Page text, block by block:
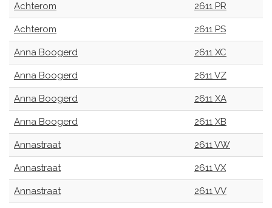
Achterom 2611 PR
Achterom 2611 PS
Anna Boogerd 2611 XC
Anna Boogerd 2611 VZ
Anna Boogerd 2611 XA
Anna Boogerd 2611 XB
Annastraat 2611 VW
Annastraat 2611 VX
Annastraat 2611 VV